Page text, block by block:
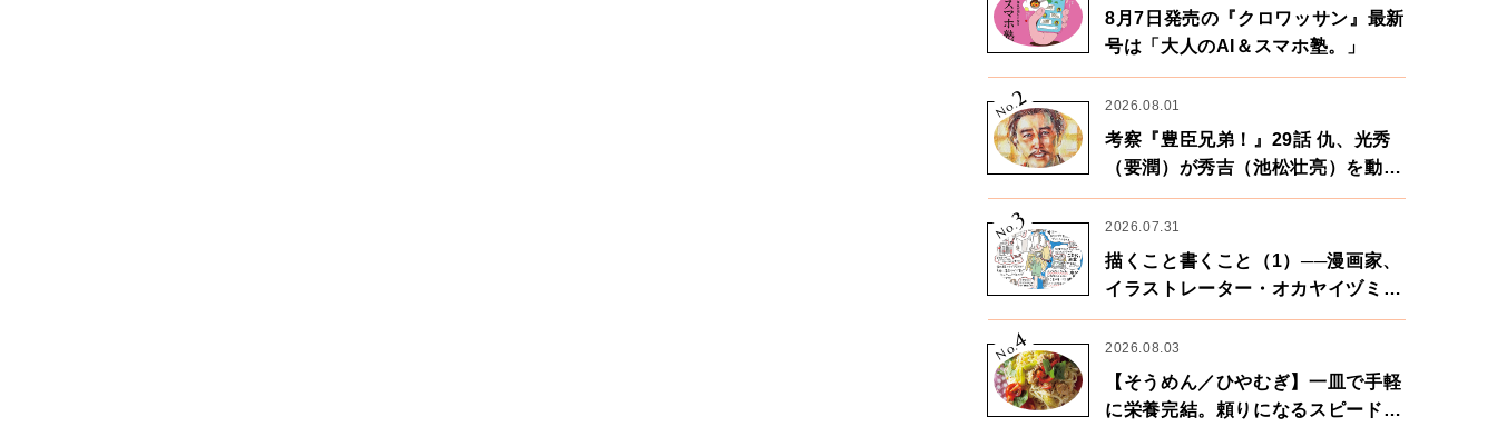
8月7日発売の『クロワッサン』最新
号は「大人のAI＆スマホ塾。」
No.2 2026.08.01
考察『豊臣兄弟！』29話 仇、光秀
（要潤）が秀吉（池松壮亮）を動か
す。天下に向けた兄弟の分岐点。
No.
3 2026.07.31
描くこと書くこと（1）──漫画家、
イラストレーター・オカヤイヅミさ
ん×漫画家・鶴谷香央理さん
No.
4 2026.08.03
【そうめん／ひやむぎ】一皿で手軽
に栄養完結。頼りになるスピードパ